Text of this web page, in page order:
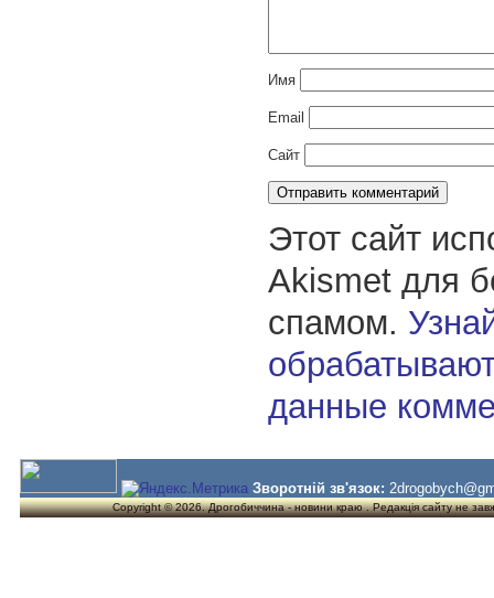
Имя
Email
Сайт
Этот сайт
Akismet для
спамом.
данные
Зворотній зв'язок:
Copyright © 2026. Дрогобиччина - новини краю . Редакція сайту не